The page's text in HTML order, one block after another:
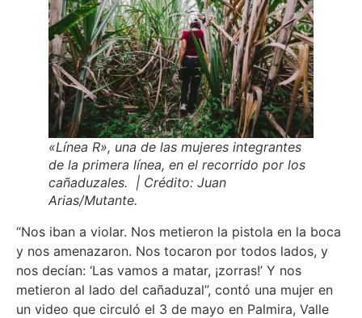
«Línea R», una de las mujeres integrantes
de la primera línea, en el recorrido por los
cañaduzales. | Crédito: Juan
Arias/Mutante.
“Nos iban a violar. Nos metieron la pistola en la boca
y nos amenazaron. Nos tocaron por todos lados, y
nos decían: ‘Las vamos a matar, ¡zorras!’ Y nos
metieron al lado del cañaduzal”, contó una mujer en
un video que circuló el 3 de mayo en Palmira, Valle